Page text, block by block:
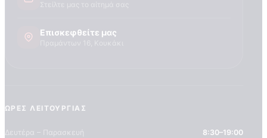
Επισκεφθείτε μας
ΏΡΕΣ ΛΕΙΤΟΥΡΓΊΑΣ
Δευτέρα – Παρασκευή 8:30–19:00